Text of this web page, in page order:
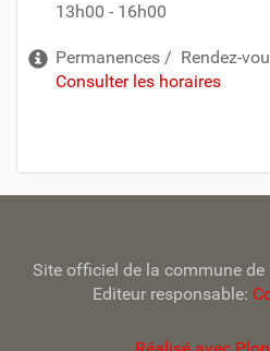
13h00 - 16h00
Permanences / Rendez-
Consulter les horaires
Site officiel de la commune de
Editeur responsable: